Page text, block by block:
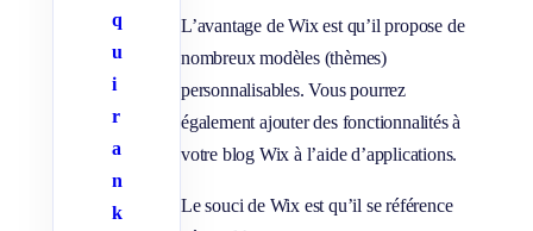
q
u
i
r
a
n
k
L’avantage de Wix est qu’il propose de
nombreux modèles (thèmes)
personnalisables. Vous pourrez
également ajouter des fonctionnalités à
votre blog Wix à l’aide d’applications.
Le souci de Wix est qu’il se référence